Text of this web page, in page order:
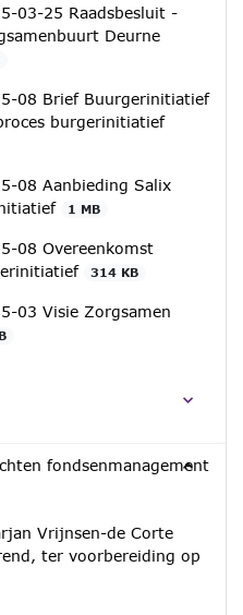
03-25 Raadsbesluit -
Deurne
08 Brief Buurgerinitiatief
burgerinitiatief
08 Aanbieding Salix
1 MB
08 Overeenkomst
314 KB
03 Visie Zorgsamen
fondsenmanagement
Vrijnsen-de Corte
ter voorbereiding op